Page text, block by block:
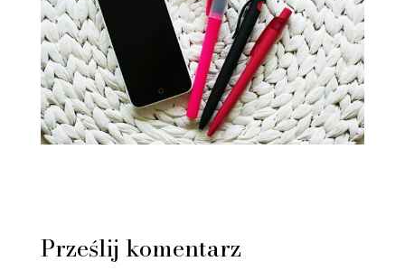
Prześlij komentarz